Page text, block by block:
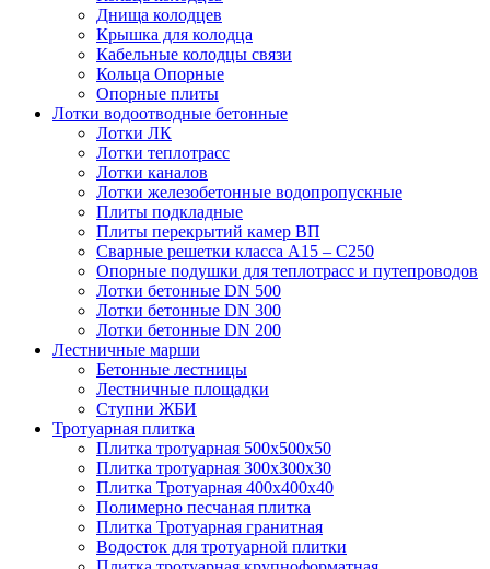
Днища колодцев
Крышка для колодца
Кабельные колодцы связи
Кольца Опорные
Опорные плиты
Лотки водоотводные бетонные
Лотки ЛК
Лотки теплотрасс
Лотки каналов
Лотки железобетонные водопропускные
Плиты подкладные
Плиты перекрытий камер ВП
Сварные решетки класса А15 – С250
Опорные подушки для теплотрасс и путепроводов
Лотки бетонные DN 500
Лотки бетонные DN 300
Лотки бетонные DN 200
Лестничные марши
Бетонные лестницы
Лестничные площадки
Ступни ЖБИ
Тротуарная плитка
Плитка тротуарная 500х500х50
Плитка тротуарная 300х300х30
Плитка Тротуарная 400x400x40
Полимерно песчаная плитка
Плитка Тротуарная гранитная
Водосток для тротуарной плитки